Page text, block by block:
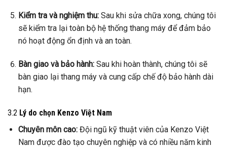
Kiểm tra và nghiệm thu:Sau khi sửa chữa xong, chúng tôi
sẽ kiểm tra lại toàn bộ hệ thống thang máy để đảm bảo
nó hoạt động ổn định và an toàn.
Bàn giao và bảo hành:Sau khi hoàn thành, chúng tôi sẽ
bàn giao lại thang máy và cung cấp chế độ bảo hành dài
hạn.
3.2 Lý do chọn Kenzo Việt Nam
Chuyên môn cao:Đội ngũ kỹ thuật viên của Kenzo Việt
Nam được đào tạo chuyên nghiệp và có nhiều năm kinh